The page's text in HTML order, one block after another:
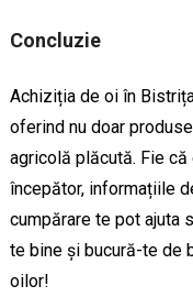
Concluzie
Achiziția de oi în
oferind nu doar
agricolă plăcută. Fie
începător, informațiile
cumpărare te pot ajuta
te bine și bucură-te de
oilor!